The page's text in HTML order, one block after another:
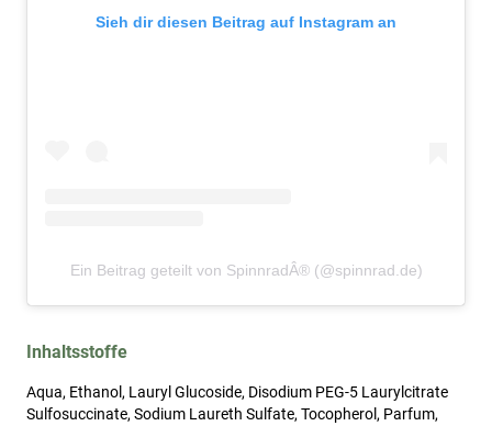
Sieh dir diesen Beitrag auf Instagram an
Ein Beitrag geteilt von SpinnradÂ® (@spinnrad.de)
Inhaltsstoffe
Aqua, Ethanol, Lauryl Glucoside, Disodium PEG-5 Laurylcitrate
Sulfosuccinate, Sodium Laureth Sulfate, Tocopherol, Parfum,